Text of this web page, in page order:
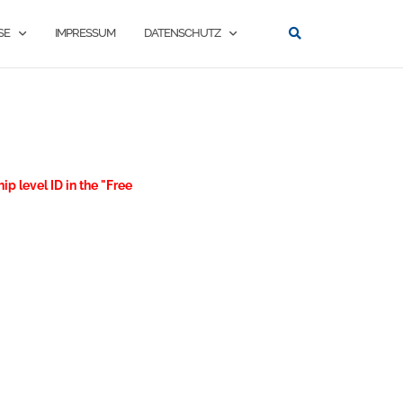
IMPRESSUM DATENSCHUTZ
level ID in the "Free